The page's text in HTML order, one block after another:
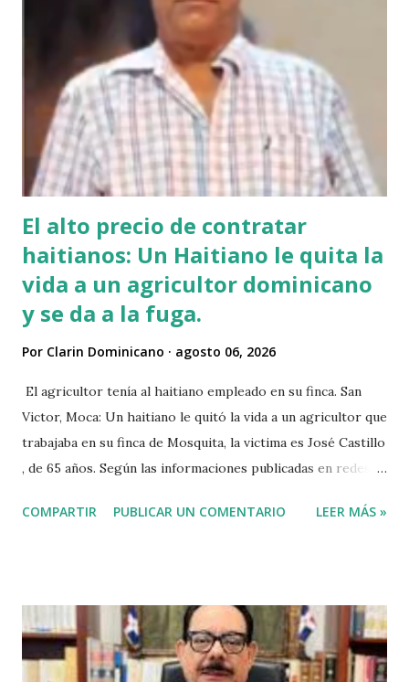
El alto precio de contratar
haitianos: Un Haitiano le quita la
vida a un agricultor dominicano
y se da a la fuga.
Por Clarin Dominicano agosto 06, 2026
El agricultor tenía al haitiano empleado en su finca. San
Victor, Moca: Un haitiano le quitó la vida a un agricultor que
trabajaba en su finca de Mosquita, la victima es José Castillo
, de 65 años. Según las informaciones publicadas en redes
que el haitiano de inmediato se puso al acecho del
dinero, por lo que este a su vez se mantuvo esperando el
momento oportuno para cometer el hecho y asaltarlo,
según versiones el haitiano era adicto a las drogas y por
COMPARTIR PUBLICAR UN COMENTARIO LEER MÁS »